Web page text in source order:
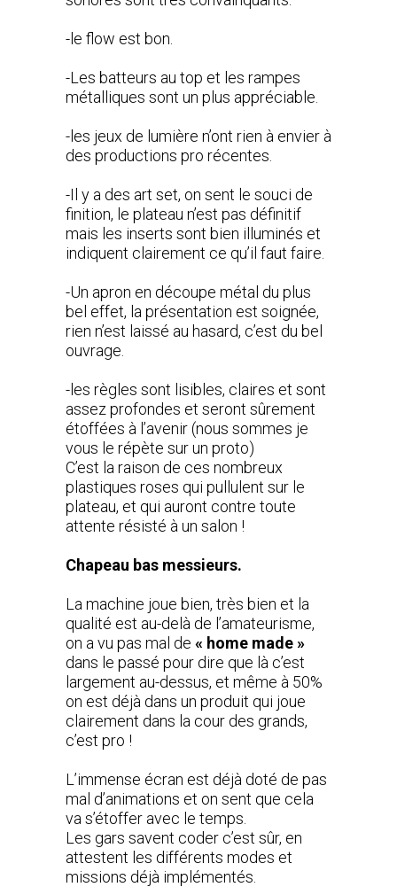
-le flow est bon.
-Les batteurs au top et les rampes
métalliques sont un plus appréciable.
-les jeux de lumière n’ont rien à envier à
des productions pro récentes.
-Il y a des art set, on sent le souci de
finition, le plateau n’est pas définitif
mais les inserts sont bien illuminés et
indiquent clairement ce qu’il faut faire.
-Un apron en découpe métal du plus
bel effet, la présentation est soignée,
rien n’est laissé au hasard, c’est du bel
ouvrage.
-les règles sont lisibles, claires et sont
assez profondes et seront sûrement
étoffées à l’avenir (nous sommes je
vous le répète sur un proto)
C’est la raison de ces nombreux
plastiques roses qui pullulent sur le
plateau, et qui auront contre toute
attente résisté à un salon !
Chapeau bas messieurs.
La machine joue bien, très bien et la
qualité est au-delà de l’amateurisme,
on a vu pas mal de « home made »
dans le passé pour dire que là c’est
largement au-dessus, et même à 50%
on est déjà dans un produit qui joue
clairement dans la cour des grands,
c’est pro !
L’immense écran est déjà doté de pas
mal d’animations et on sent que cela
va s’étoffer avec le temps.
Les gars savent coder c’est sûr, en
attestent les différents modes et
missions déjà implémentés.